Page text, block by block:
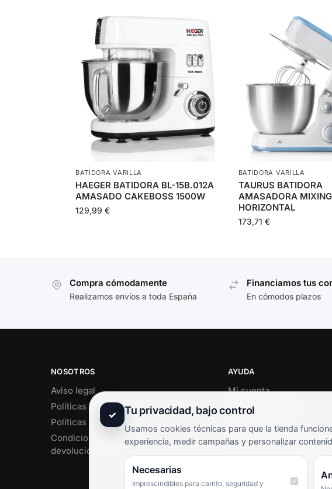
BATIDORA VARILLA
HAEGER BATIDORA BL-15B.012A
AMASADO CAKEBOSS 1500W
129,99 €
BATIDORA VARILLA
TAURUS BATIDORA
AMASADORA
HORIZONTAL
173,71 €
Compra cómodamente
Realizamos envíos a toda España
Financiamos tus
En cómodos plazos
NOSOTROS
Aviso legal
Políticas de privacidad
Políticas de cookies
Condiciones de envío y
devoluciones
AYUDA
Mi cuenta
Soporte al cliente
Términos y condiciones
Preguntas frecuentes
✓ Tu privacidad, bajo control
Usamos cookies técnicas para que la tienda
experiencia, medir campañas y personalizar
Necesarias
Imprescindibles para carrito, seguridad y